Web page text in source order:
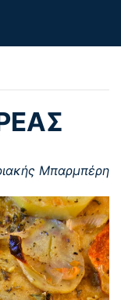
Μπαρμπέρη